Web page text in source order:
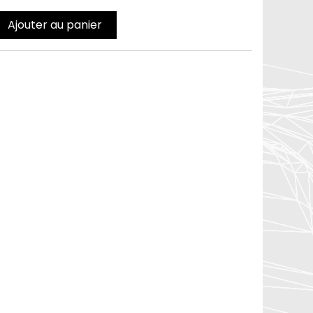
Ajouter au panier